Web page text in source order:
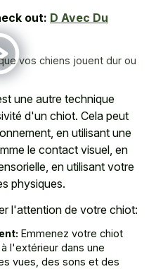
out: D Avec Du
vos chiens jouent dur ou
une autre technique
d'un chiot. Cela peut
en utilisant une
le contact visuel, en
en utilisant votre
physiques.
l'attention de votre chiot:
Emmenez votre chiot
l'extérieur dans une
vues, des sons et des